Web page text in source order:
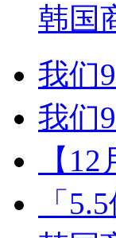
韩国
我们
我们
【
「